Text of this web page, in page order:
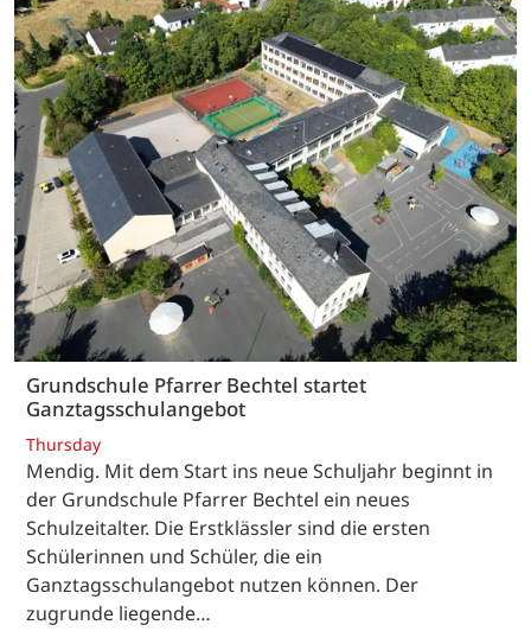
Grundschule Pfarrer Bechtel startet
Ganztagsschulangebot
Thursday
Mendig. Mit dem Start ins neue Schuljahr beginnt in
der Grundschule Pfarrer Bechtel ein neues
Schulzeitalter. Die Erstklässler sind die ersten
Schülerinnen und Schüler, die ein
Ganztagsschulangebot nutzen können. Der
zugrunde liegende…